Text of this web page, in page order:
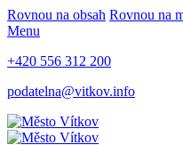
Rovnou na obsah Rovnou na
Menu
+420 556 312 200
podatelna@vitkov.info